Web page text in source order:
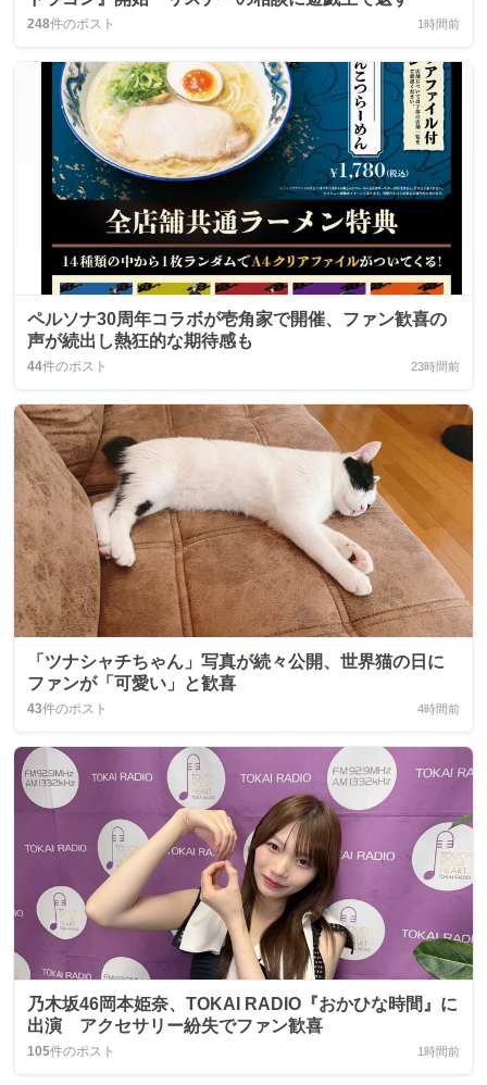
248件のポスト 1時間前
ペルソナ30周年コラボが壱角家で開催、ファン歓喜の
声が続出し熱狂的な期待感も
44件のポスト 23時間前
「ツナシャチちゃん」写真が続々公開、世界猫の日に
ファンが「可愛い」と歓喜
43件のポスト 4時間前
乃木坂46岡本姫奈、TOKAI RADIO『おかひな時間』に
出演 アクセサリー紛失でファン歓喜
105件のポスト 1時間前